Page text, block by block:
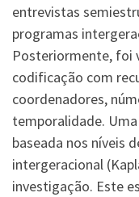
entrevistas
programas
Posteriormente, foi
codificação com
coordenadores,
temporalidade.
baseada nos níveis
intergeracional
investigação. Este